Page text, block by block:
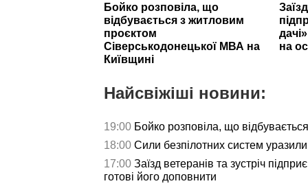
Бойко розповіла, що
відбувається з житловим
проєктом
Сіверськодонецької МВА на
Київщині
на
Найсвіжіші новини:
19:00 Бойко розповіла, що
18:00 Сили безпілотних систем
17:00 Заїзд ветеранів та зустріч
готові його доповнити